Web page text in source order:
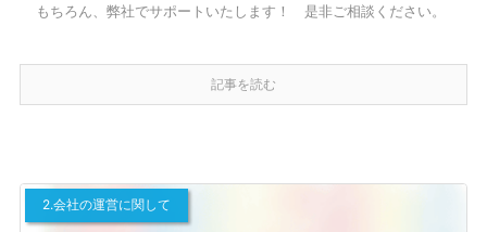
もちろん、弊社でサポートいたします！ 是非ご相談ください。
記事を読む
2.会社の運営に関して